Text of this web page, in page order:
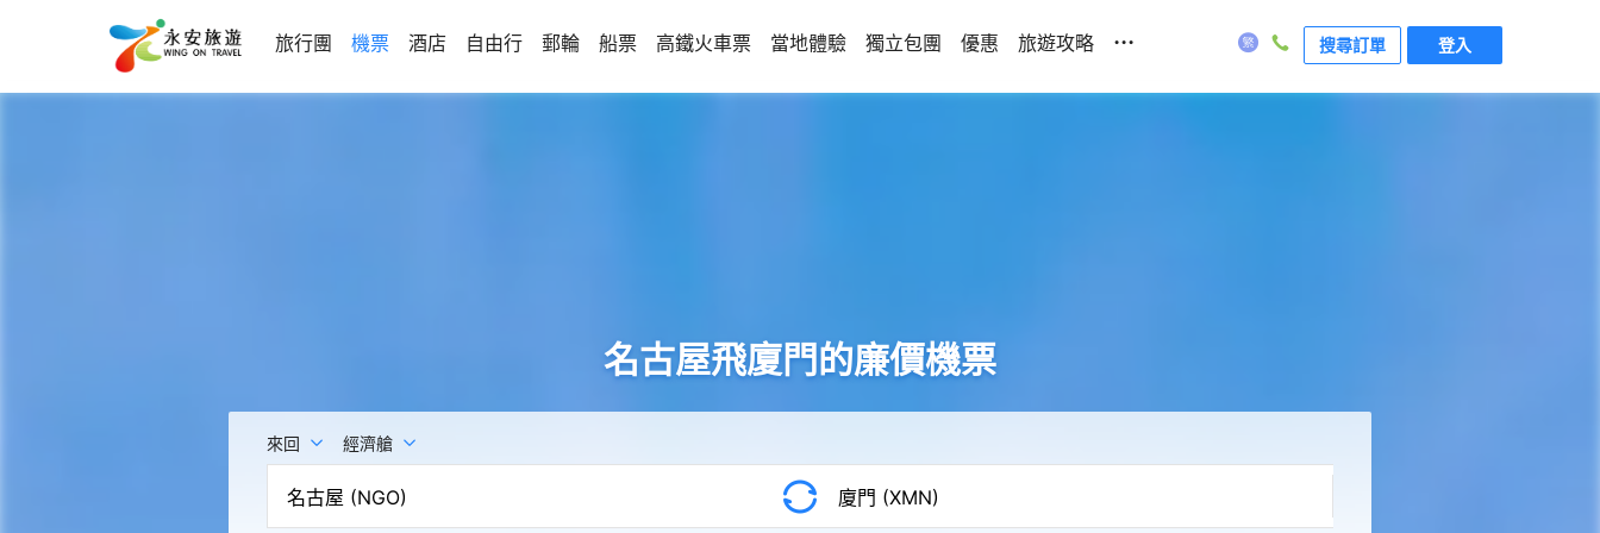
旅行團 機票 酒店 自由行 郵輪 船票 高鐵火車票 當地體驗 獨立包團 優惠 旅遊攻略 ... 搜尋訂單 登入
名古屋飛廈門的廉價機票
來回 經濟艙